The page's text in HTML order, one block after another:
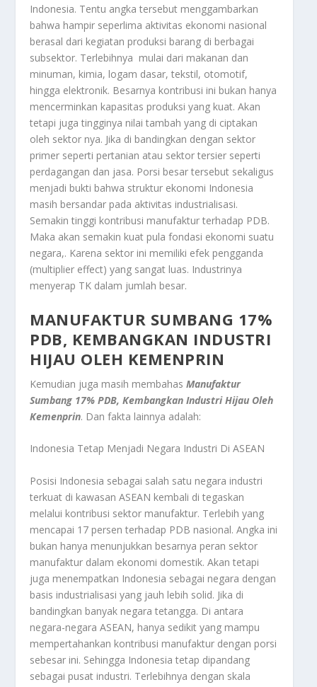
Indonesia. Tentu angka tersebut menggambarkan
bahwa hampir seperlima aktivitas ekonomi nasional
berasal dari kegiatan produksi barang di berbagai
subsektor. Terlebihnya mulai dari makanan dan
minuman, kimia, logam dasar, tekstil, otomotif,
hingga elektronik. Besarnya kontribusi ini bukan hanya
mencerminkan kapasitas produksi yang kuat. Akan
tetapi juga tingginya nilai tambah yang di ciptakan
oleh sektor nya. Jika di bandingkan dengan sektor
primer seperti pertanian atau sektor tersier seperti
perdagangan dan jasa. Porsi besar tersebut sekaligus
menjadi bukti bahwa struktur ekonomi Indonesia
masih bersandar pada aktivitas industrialisasi.
Semakin tinggi kontribusi manufaktur terhadap PDB.
Maka akan semakin kuat pula fondasi ekonomi suatu
negara,. Karena sektor ini memiliki efek pengganda
(multiplier effect) yang sangat luas. Industrinya
menyerap TK dalam jumlah besar.
MANUFAKTUR SUMBANG 17%
PDB, KEMBANGKAN INDUSTRI
HIJAU OLEH KEMENPRIN
Kemudian juga masih membahasManufaktur
Sumbang 17% PDB, Kembangkan Industri Hijau Oleh
Kemenprin. Dan fakta lainnya adalah:
Indonesia Tetap Menjadi Negara Industri Di ASEAN
Posisi Indonesia sebagai salah satu negara industri
terkuat di kawasan ASEAN kembali di tegaskan
melalui kontribusi sektor manufaktur. Terlebih yang
mencapai 17 persen terhadap PDB nasional. Angka ini
bukan hanya menunjukkan besarnya peran sektor
manufaktur dalam ekonomi domestik. Akan tetapi
juga menempatkan Indonesia sebagai negara dengan
basis industrialisasi yang jauh lebih solid. Jika di
bandingkan banyak negara tetangga. Di antara
negara-negara ASEAN, hanya sedikit yang mampu
mempertahankan kontribusi manufaktur dengan porsi
sebesar ini. Sehingga Indonesia tetap dipandang
sebagai pusat industri. Terlebihnya dengan skala